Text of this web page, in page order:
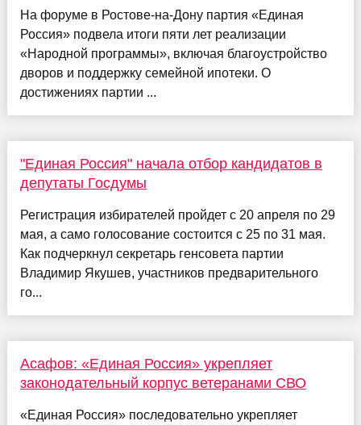
На форуме в Ростове-на-Дону партия «Единая
Россия» подвела итоги пяти лет реализации
«Народной программы», включая благоустройство
дворов и поддержку семейной ипотеки. О
достижениях партии ...
"Единая Россия" начала отбор кандидатов в
депутаты Госдумы
Регистрация избирателей пройдет с 20 апреля по 29
мая, а само голосование состоится с 25 по 31 мая.
Как подчеркнул секретарь генсовета партии
Владимир Якушев, участников предварительного
го...
Асафов: «Единая Россия» укрепляет
законодательный корпус ветеранами СВО
«Единая Россия» последовательно укрепляет